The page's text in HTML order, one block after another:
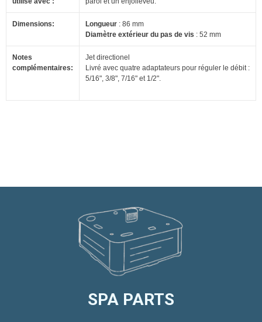
Dimensions: Longueur : 86 mm
Diamètre extérieur du pas de vis : 52 mm
Notes
complémentaires:
Jet directionel
Livré avec quatre adaptateurs pour réguler le débit :
5/16", 3/8", 7/16" et 1/2".
SPA PARTS